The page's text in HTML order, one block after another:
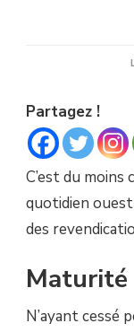
Partagez !
C’est du moins
quotidien
des
N’ayant cessé